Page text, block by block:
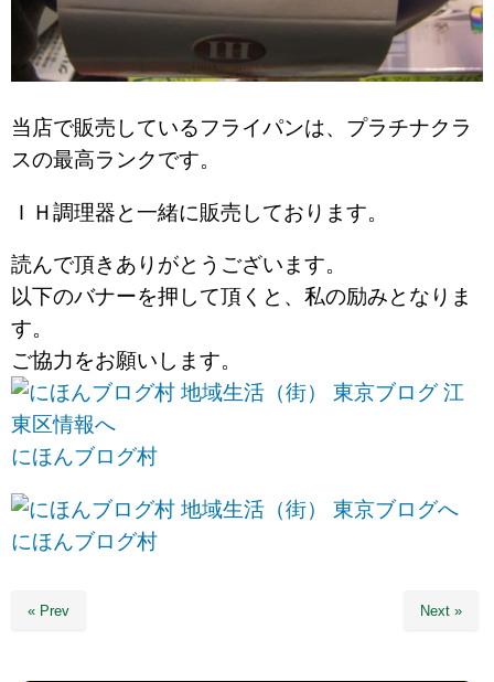
当店で販売しているフライパンは、プラチナクラ
スの最高ランクです。
ＩＨ調理器と一緒に販売しております。
読んで頂きありがとうございます。
以下のバナーを押して頂くと、私の励みとなりま
す。
ご協力をお願いします。
にほんブログ村
にほんブログ村
« Prev Next »